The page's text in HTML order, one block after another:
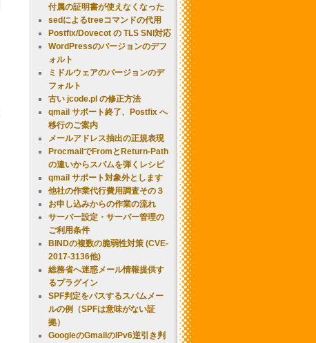
付属の証明書が使えなくなった
sedによるtreeコマンドの代用
Postfix/Dovecot の TLS SNI対応
WordPressのバージョンのデフ
ォルト
ミドルウェアのバージョンのデ
フォルト
古い jcode.pl の修正方法
qmail サポート終了、Postfix へ
移行のご案内
メールアドレス抽出の正規表現
ProcmailでFromとReturn-Path
の違いからスパムを弾くレシピ
qmail サポート対象外とします
他社の作業代行費用調査その３
お申し込みからの作業の流れ
サーバー設定・サーバー管理の
ご利用条件
BINDの複数の脆弱性対策 (CVE-
2017-3136他)
総務省へ迷惑メール情報提供す
るプラグイン
SPF判定をパスするスパムメー
ルの例（SPFは意味がない証
拠）
GoogleのGmailのIPv6逆引き判